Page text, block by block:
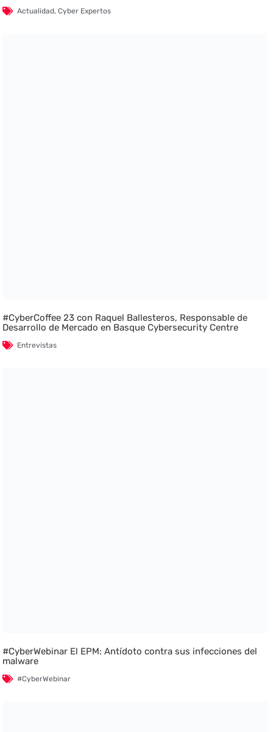
Actualidad,Cyber Expertos
#CyberCoffee 23 con Raquel Ballesteros, Responsable de
Desarrollo de Mercado en Basque Cybersecurity Centre
Entrevistas
#CyberWebinar El EPM: Antídoto contra sus infecciones del
malware
#CyberWebinar